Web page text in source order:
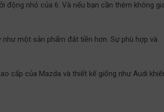
động nhỏ của 6. Và nếu bạn cần thêm không
một sản phẩm đắt tiền hơn. Sự phù hợp và
cấp của Mazda và thiết kế giống như Audi